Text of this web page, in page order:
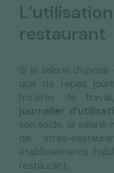
restaurant
Si le salarié
que de repas
horaires de
journalier
son solde, le
de titres-
établissements
restaurant.